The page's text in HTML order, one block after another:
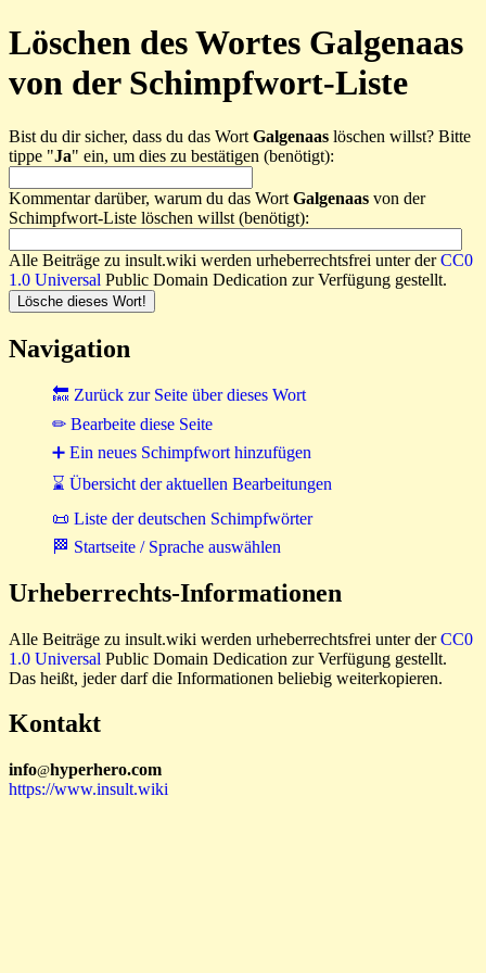
Löschen des Wortes Galgenaas
von der Schimpfwort-Liste
Bist du dir sicher, dass du das Wort Galgenaas löschen willst? Bitte
tippe "Ja" ein, um dies zu bestätigen (benötigt):
Kommentar darüber, warum du das Wort Galgenaas von der
Schimpfwort-Liste löschen willst (benötigt):
Alle Beiträge zu insult.wiki werden urheberrechtsfrei unter derCC0
1.0 Universal Public Domain Dedication zur Verfügung gestellt.
Navigation
🔙 Zurück zur Seite über dieses Wort
✏ Bearbeite diese Seite
➕ Ein neues Schimpfwort hinzufügen
⌛ Übersicht der aktuellen Bearbeitungen
📜 Liste der deutschen Schimpfwörter
🏁 Startseite / Sprache auswählen
Urheberrechts-Informationen
Alle Beiträge zu insult.wiki werden urheberrechtsfrei unter derCC0
1.0 Universal Public Domain Dedication zur Verfügung gestellt.
Das heißt, jeder darf die Informationen beliebig weiterkopieren.
Kontakt
info@hyperhero.com
https://www.insult.wiki